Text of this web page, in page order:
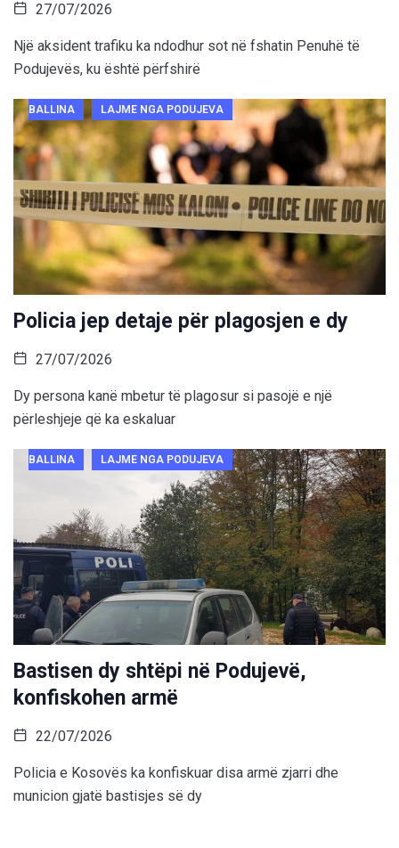
27/07/2026
Një aksident trafiku ka ndodhur sot në fshatin Penuhë të
Podujevës, ku është përfshirë
BALLINA LAJME NGA PODUJEVA
Policia jep detaje për plagosjen e dy
27/07/2026
Dy persona kanë mbetur të plagosur si pasojë e një
përleshjeje që ka eskaluar
BALLINA LAJME NGA PODUJEVA
Bastisen dy shtëpi në Podujevë,
konfiskohen armë
22/07/2026
Policia e Kosovës ka konfiskuar disa armë zjarri dhe
municion gjatë bastisjes së dy